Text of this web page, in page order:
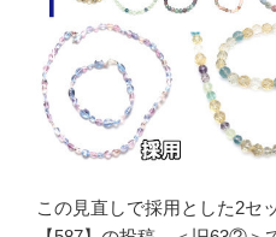
この見直しで採用とした2セ